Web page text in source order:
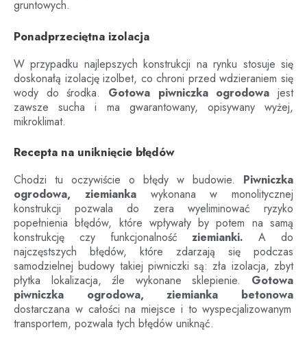
gruntowych.
Ponadprzeciętna izolacja
W przypadku najlepszych konstrukcji na rynku stosuje się
doskonałą izolację izolbet, co chroni przed wdzieraniem się
wody do środka. Gotowa piwniczka ogrodowa jest
zawsze sucha i ma gwarantowany, opisywany wyżej,
mikroklimat.
Recepta na uniknięcie błędów
Chodzi tu oczywiście o błędy w budowie. Piwniczka
ogrodowa, ziemiankawykonana w monolitycznej
konstrukcji pozwala do zera wyeliminować ryzyko
popełnienia błędów, które wpływały by potem na samą
konstrukcję czy funkcjonalnośćziemianki. A do
najczęstszych błędów, które zdarzają się podczas
samodzielnej budowy takiej piwniczki są: zła izolacja, zbyt
płytka lokalizacja, źle wykonane sklepienie. Gotowa
piwniczka ogrodowa, ziemianka betonowa
dostarczana w całości na miejsce i to wyspecjalizowanym
transportem, pozwala tych błędów uniknąć.